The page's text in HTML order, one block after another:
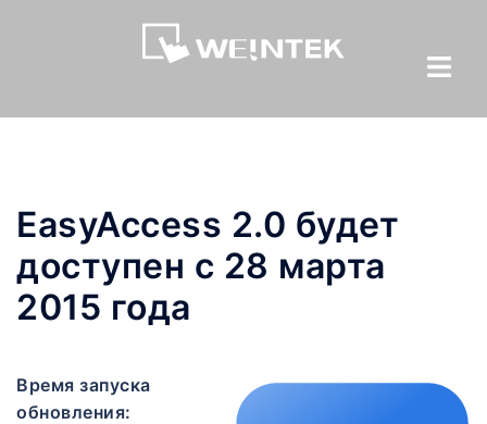
EasyAccess 2.0 будет
доступен с 28 марта
2015 года
Время запуска
обновления: